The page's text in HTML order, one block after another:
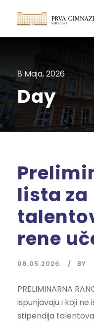
8 Maja, 2026
Day
lista za
rene
08.05.2026. BY
PRELIMINARNA
ispunjavaju i koji ne
stipendija